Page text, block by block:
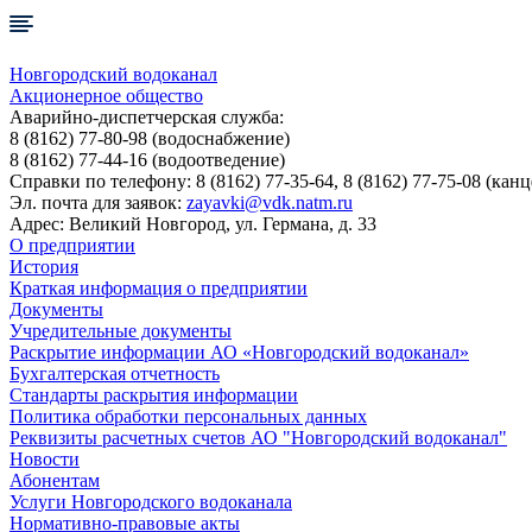
Новгородский водоканал
Акционерное общество
Аварийно-диспетчерская служба:
8 (8162) 77-80-98 (водоснабжение)
8 (8162) 77-44-16 (водоотведение)
Справки по телефону: 8 (8162) 77-35-64, 8 (8162) 77-75-08
Эл. почта для заявок: zayavki@vdk.natm.ru
Адрес: Великий Новгород, ул. Германа, д. 33
О предприятии
История
Краткая информация о предприятии
Документы
Учредительные документы
Раскрытие информации АО «Новгородский водоканал»
Бухгалтерская отчетность
Стандарты раскрытия информации
Политика обработки персональных данных
Реквизиты расчетных счетов АО "Новгородский водоканал"
Новости
Абонентам
Услуги Новгородского водоканала
Нормативно-правовые акты